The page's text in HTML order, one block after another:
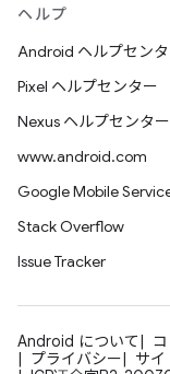
ヘルプ
Android ヘルプセン
Pixel ヘルプセンター
Nexus ヘルプセンター
www.android.com
Google Mobile
Stack Overflow
Issue Tracker
Android について
プライバシー
サイ